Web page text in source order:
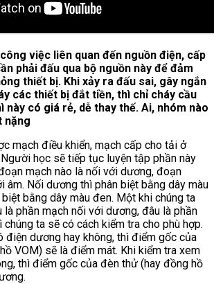
việc liên quan đến nguồn điện, cấp
phải đấu qua bộ nguồn này để đảm
thiết bị. Khi xảy ra đấu sai, gây ngắn
các thiết bị đắt tiền, thì chỉ cháy cầu
này có giá rẻ, dễ thay thế. Ai, nhóm nào
nặng
mạch điều khiển, mạch cấp cho tải ở
học sẽ tiếp tục luyện tập phần này
mạch nào là nối với dương, đoạn
âm. Nối dương thì phân biệt bằng dây màu
bằng dây màu đen. Một khi chúng ta
phần mạch nối với dương, đâu là phần
ta sẽ có cách kiểm tra cho phù hợp.
điện dương hay không, thì điểm gốc của
VOM) sẽ là điểm mát. Khi kiểm tra xem
thì điểm gốc của đèn thử (hay đồng hồ